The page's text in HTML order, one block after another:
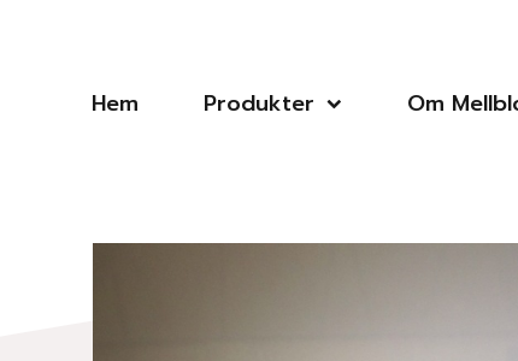
Hem Produkter Om